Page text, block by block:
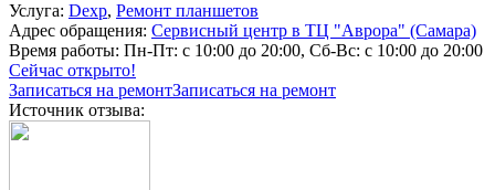
Услуга: Dexp, Ремонт планшетов
Адрес обращения: Сервисный центр в ТЦ "Аврора" (Самара)
Время работы: Пн-Пт: с 10:00 до 20:00, Сб-Вс: с 10:00 до 20:00
Сейчас открыто!
Записаться на ремонтЗаписаться на ремонт
Источник отзыва: